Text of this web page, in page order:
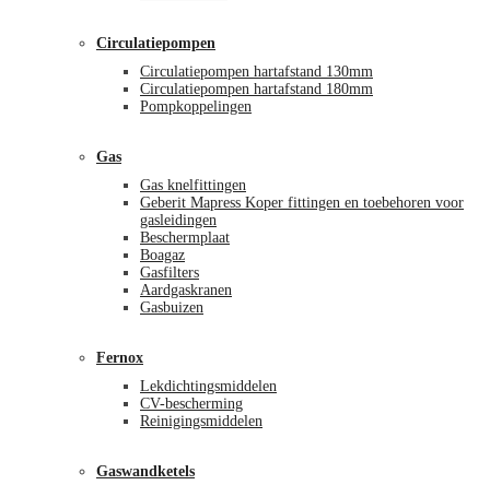
Circulatiepompen
Circulatiepompen hartafstand 130mm
Circulatiepompen hartafstand 180mm
Pompkoppelingen
Gas
Gas knelfittingen
Geberit Mapress Koper fittingen en toebehoren voor
gasleidingen
Beschermplaat
Boagaz
Gasfilters
Aardgaskranen
Gasbuizen
Fernox
Lekdichtingsmiddelen
CV-bescherming
Reinigingsmiddelen
Gaswandketels